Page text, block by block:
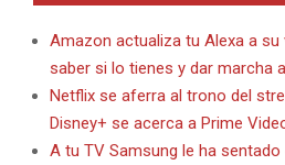
Amazon actualiza tu Alexa a
saber si lo tienes y dar marcha
Netflix se aferra al trono del
Disney+ se acerca a Prime
A tu TV Samsung le ha sentado